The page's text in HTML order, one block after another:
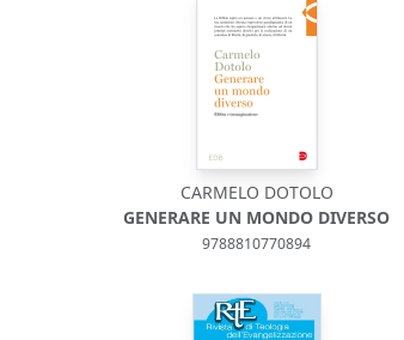
CARMELO DOTOLO
GENERARE UN MONDO DIVERSO
9788810770894